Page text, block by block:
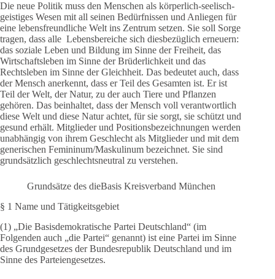
Die neue Politik muss den Menschen als körperlich-seelisch-
geistiges Wesen mit all seinen Bedürfnissen und Anliegen für
eine lebensfreundliche Welt ins Zentrum setzen. Sie soll Sorge
tragen, dass alle Lebensbereiche sich diesbezüglich erneuern:
das soziale Leben und Bildung im Sinne der Freiheit, das
Wirtschaftsleben im Sinne der Brüderlichkeit und das
Rechtsleben im Sinne der Gleichheit. Das bedeutet auch, dass
der Mensch anerkennt, dass er Teil des Gesamten ist. Er ist
Teil der Welt, der Natur, zu der auch Tiere und Pflanzen
gehören. Das beinhaltet, dass der Mensch voll verantwortlich
diese Welt und diese Natur achtet, für sie sorgt, sie schützt und
gesund erhält. Mitglieder und Positionsbezeichnungen werden
unabhängig von ihrem Geschlecht als Mitglieder und mit dem
generischen Femininum/Maskulinum bezeichnet. Sie sind
grundsätzlich geschlechtsneutral zu verstehen.
Grundsätze des dieBasis Kreisverband München
§ 1 Name und Tätigkeitsgebiet
(1) „Die Basisdemokratische Partei Deutschland“ (im
Folgenden auch „die Partei“ genannt) ist eine Partei im Sinne
des Grundgesetzes der Bundesrepublik Deutschland und im
Sinne des Parteiengesetzes.